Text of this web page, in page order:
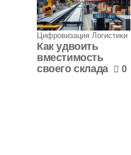
Цифровизация Логистики
Как удвоить
вместимость
своего склада
0